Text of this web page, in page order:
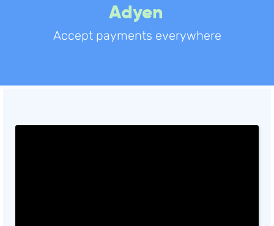
Adyen
Accept payments everywhere